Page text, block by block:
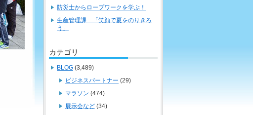
防災士からロープワークを学ぶ！
生産管理課 「笑顔で夏をのりきろ
う」
カテゴリ
BLOG (3,489)
ビジネスパートナー (29)
マラソン (474)
展示会など (34)